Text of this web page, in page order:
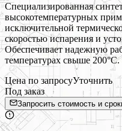
Специализированная
высокотемпературных
исключительной
скоростью испарения и
Обеспечивает надежную
температурах свыше 200°C.
Цена по запросуУточнить
Под заказ
Запросить стоимость и